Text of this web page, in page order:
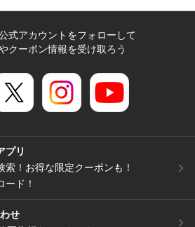
式アカウントをフォローして
クーポン情報を受け取ろう
プリ
索！お得な限定クーポンも！
ード！
せ